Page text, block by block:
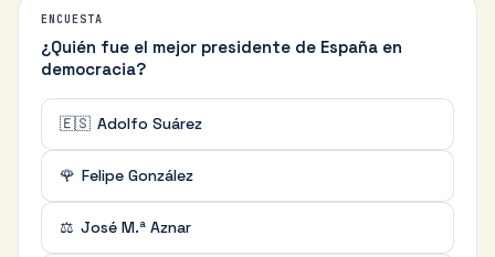
ENCUESTA
¿Quién fue el mejor presidente de España en
democracia?
🇪🇸 Adolfo Suárez
🌹 Felipe González
⚖️ José M.ª Aznar